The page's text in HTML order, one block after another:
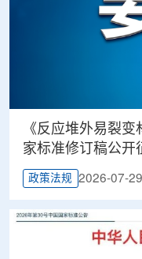
《反应堆外易裂
家标准修订稿公开
政策法规 2026-07-29